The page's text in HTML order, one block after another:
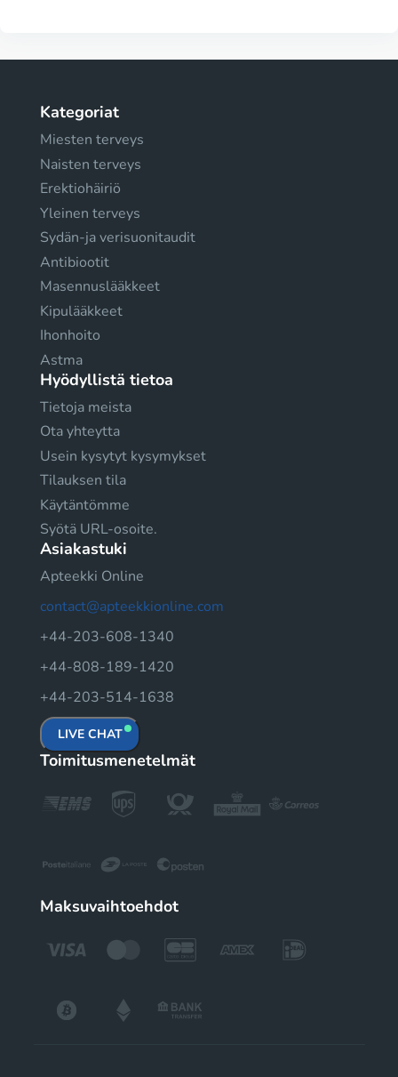
Kategoriat
Miesten terveys
Naisten terveys
Erektiohäiriö
Yleinen terveys
Sydän-ja verisuonitaudit
Antibiootit
Masennuslääkkeet
Kipulääkkeet
Ihonhoito
Astma
Hyödyllistä tietoa
Tietoja meista
Ota yhteytta
Usein kysytyt kysymykset
Tilauksen tila
Käytäntömme
Syötä URL-osoite.
Asiakastuki
Apteekki Online
contact@apteekkionline.com
+44-203-608-1340
+44-808-189-1420
+44-203-514-1638
LIVE CHAT
Toimitusmenetelmät
Maksuvaihtoehdot